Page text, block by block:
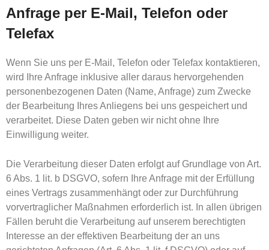
Anfrage per E-Mail, Telefon oder
Telefax
Wenn Sie uns per E-Mail, Telefon oder Telefax kontaktieren,
wird Ihre Anfrage inklusive aller daraus hervorgehenden
personenbezogenen Daten (Name, Anfrage) zum Zwecke
der Bearbeitung Ihres Anliegens bei uns gespeichert und
verarbeitet. Diese Daten geben wir nicht ohne Ihre
Einwilligung weiter.
Die Verarbeitung dieser Daten erfolgt auf Grundlage von Art.
6 Abs. 1 lit. b DSGVO, sofern Ihre Anfrage mit der Erfüllung
eines Vertrags zusammenhängt oder zur Durchführung
vorvertraglicher Maßnahmen erforderlich ist. In allen übrigen
Fällen beruht die Verarbeitung auf unserem berechtigten
Interesse an der effektiven Bearbeitung der an uns